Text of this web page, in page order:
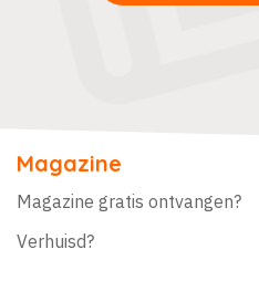
Magazine
Magazine gratis ontvangen?
Verhuisd?